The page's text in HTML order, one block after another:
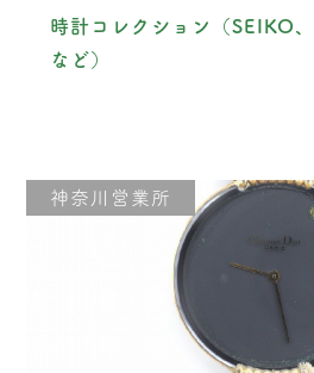
時計コレクション（SEIKO
など）
神奈川営業所